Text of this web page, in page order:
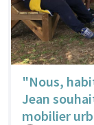
"Nous,
Jean
mobilier